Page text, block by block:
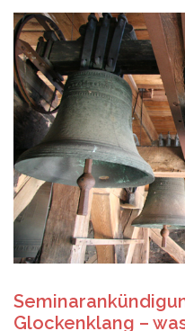
Glockenklang –